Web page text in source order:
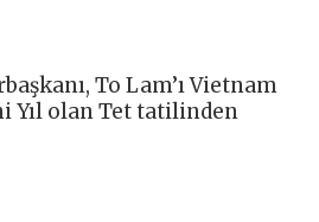
To Lam’ı Vietnam
Yıl olan Tet tatilinden